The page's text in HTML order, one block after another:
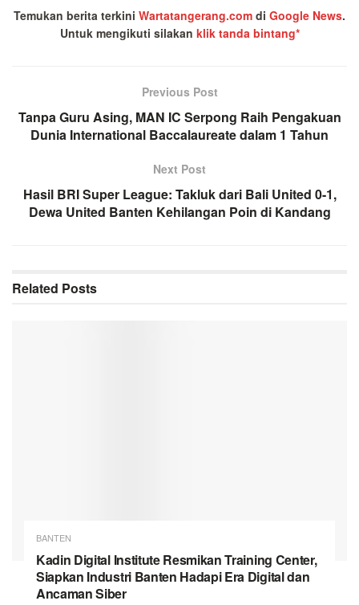
Temukan berita terkini Wartatangerang.com di Google News.
Untuk mengikuti silakan klik tanda bintang*
Previous Post
Tanpa Guru Asing, MAN IC Serpong Raih Pengakuan
Dunia International Baccalaureate dalam 1 Tahun
Next Post
Hasil BRI Super League: Takluk dari Bali United 0-1,
Dewa United Banten Kehilangan Poin di Kandang
Related Posts
BANTEN
Kadin Digital Institute Resmikan Training Center,
Siapkan Industri Banten Hadapi Era Digital dan
Ancaman Siber